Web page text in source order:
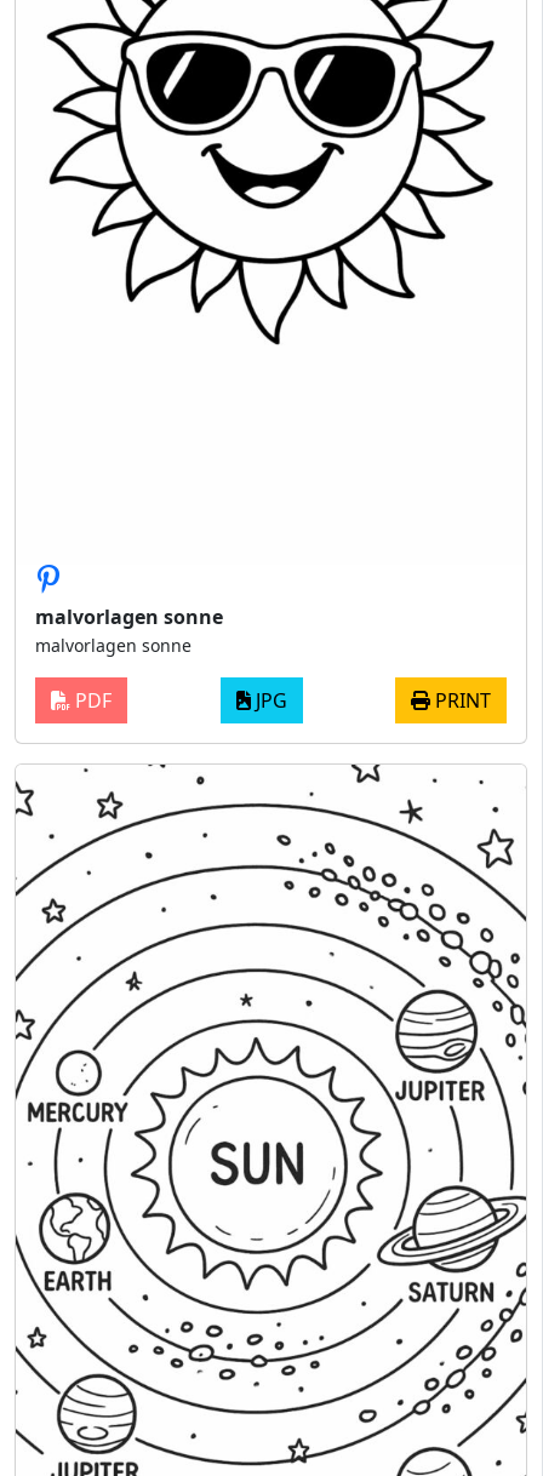
malvorlagen sonne
malvorlagen sonne
PDF JPG PRINT